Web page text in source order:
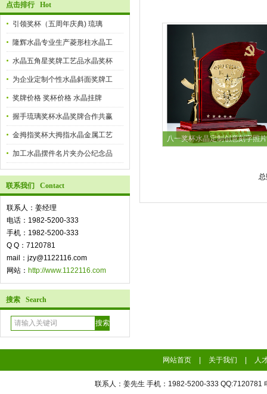
点击排行 Hot
引领奖杯（五周年庆典) 琉璃
隆辉水晶专业生产菱形柱水晶工
水晶五角星奖牌工艺品水晶奖杯
为企业定制个性水晶斜面奖牌工
奖牌价格 奖杯价格 水晶挂牌
握手琉璃奖杯水晶奖牌合作共赢
金拇指奖杯大拇指水晶金属工艺
加工水晶摆件名片夹办公纪念品
联系我们 Contact
联系人：姜经理
电话：1982-5200-333
手机：1982-5200-333
Q Q：7120781
mail：jzy@1122116.com
网站： http://www.1122116.com
搜索 Search
八一奖杯水晶定制创意刻字照
网站首页 关于我们 人
联系人：姜先生 手机：1982-5200-333 QQ:7120781